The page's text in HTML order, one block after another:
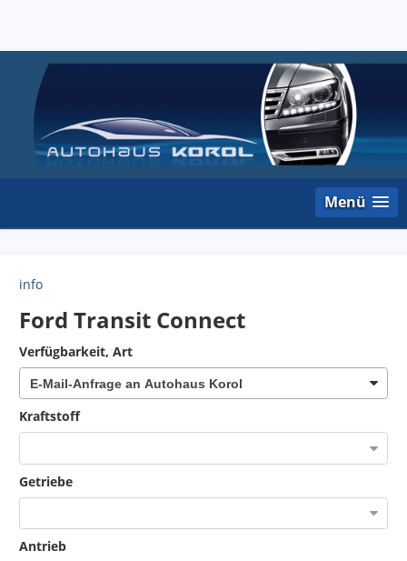
Menü
info
Ford Transit Connect
Verfügbarkeit, Art
Kraftstoff
Getriebe
Antrieb